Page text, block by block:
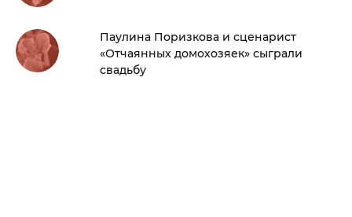
Паулина Поризкова и сценарист
«Отчаянных домохозяек» сыграли
свадьбу